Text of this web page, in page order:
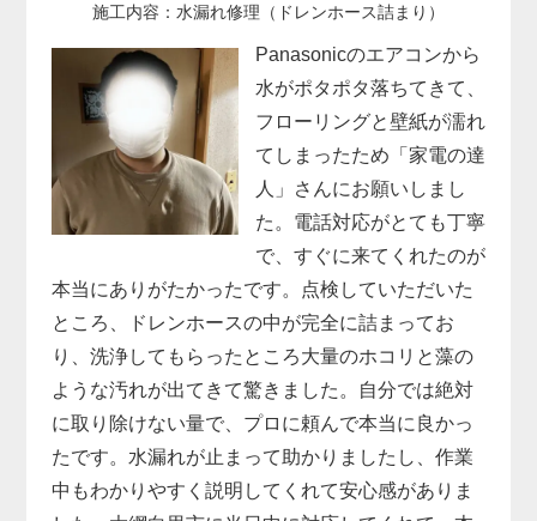
施工内容：水漏れ修理（ドレンホース詰まり）
Panasonicのエアコンから
水がポタポタ落ちてきて、
フローリングと壁紙が濡れ
てしまったため「家電の達
人」さんにお願いしまし
た。電話対応がとても丁寧
で、すぐに来てくれたのが
本当にありがたかったです。点検していただいた
ところ、ドレンホースの中が完全に詰まってお
り、洗浄してもらったところ大量のホコリと藻の
ような汚れが出てきて驚きました。自分では絶対
に取り除けない量で、プロに頼んで本当に良かっ
たです。水漏れが止まって助かりましたし、作業
中もわかりやすく説明してくれて安心感がありま